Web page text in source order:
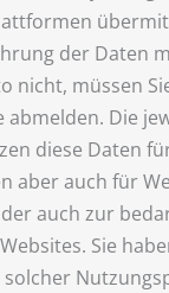
der Daten
nicht, müssen
Die
diese Daten
aber auch für
auch zur
Sie